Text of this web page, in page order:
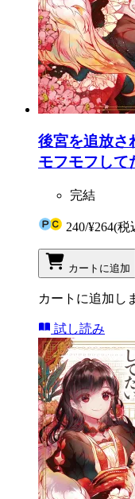
後宮を追放さ
モフモフして
完結
240/¥264(税
カートに追加
カートに追加し
試し読み